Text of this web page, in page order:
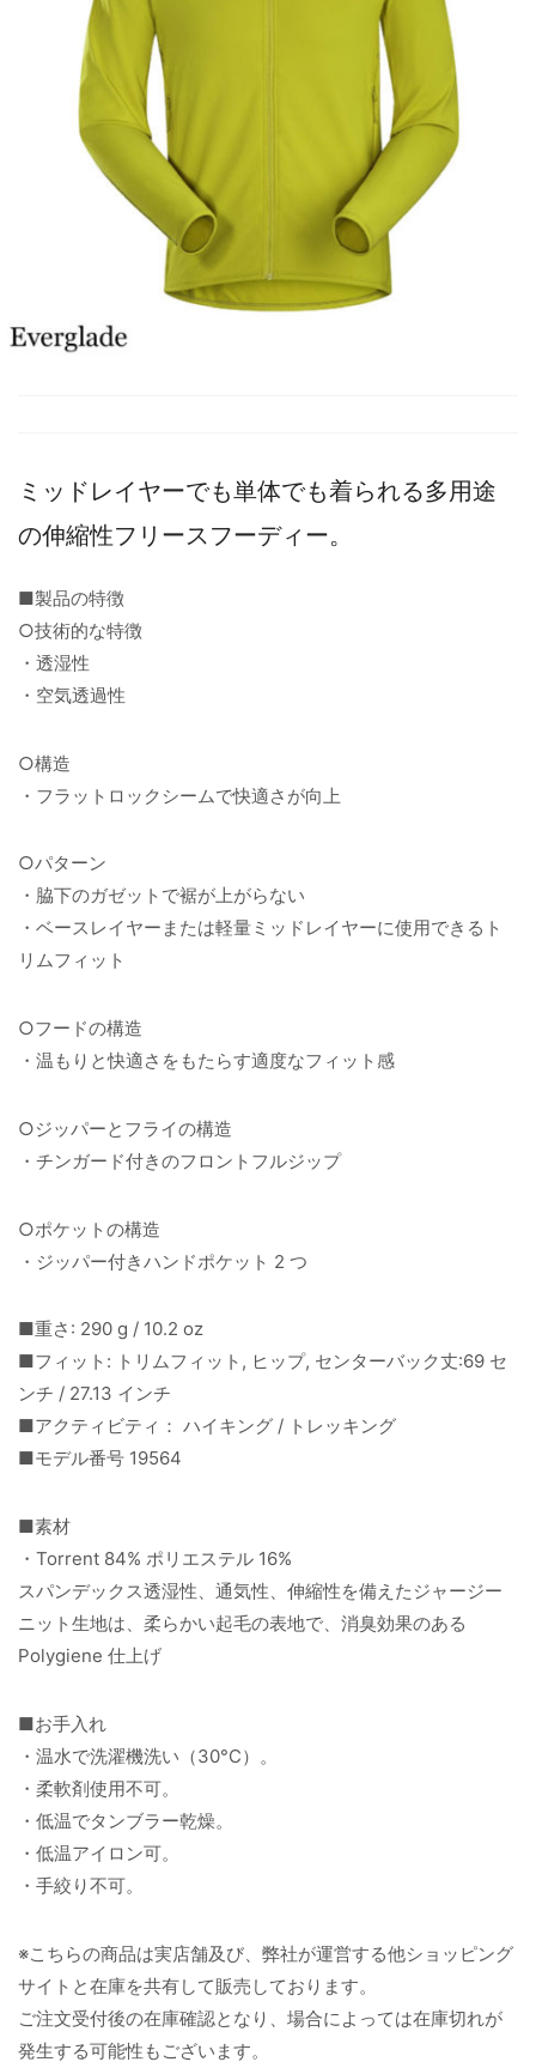
ミッドレイヤーでも単体でも着られる多用途
の伸縮性フリースフーディー。
■製品の特徴
○技術的な特徴
・透湿性
・空気透過性
○構造
・フラットロックシームで快適さが向上
○パターン
・脇下のガゼットで裾が上がらない
・ベースレイヤーまたは軽量ミッドレイヤーに使用できるト
リムフィット
○フードの構造
・温もりと快適さをもたらす適度なフィット感
○ジッパーとフライの構造
・チンガード付きのフロントフルジップ
○ポケットの構造
・ジッパー付きハンドポケット 2 つ
■重さ: 290 g / 10.2 oz
■フィット: トリムフィット, ヒップ, センターバック丈:69 セ
ンチ / 27.13 インチ
■アクティビティ： ハイキング / トレッキング
■モデル番号 19564
■素材
・Torrent 84% ポリエステル 16%
スパンデックス透湿性、通気性、伸縮性を備えたジャージー
ニット生地は、柔らかい起毛の表地で、消臭効果のある
Polygiene 仕上げ
■お手入れ
・温水で洗濯機洗い（30°C）。
・柔軟剤使用不可。
・低温でタンブラー乾燥。
・低温アイロン可。
・手絞り不可。
※こちらの商品は実店舗及び、弊社が運営する他ショッピング
サイトと在庫を共有して販売しております。
ご注文受付後の在庫確認となり、場合によっては在庫切れが
発生する可能性もございます。